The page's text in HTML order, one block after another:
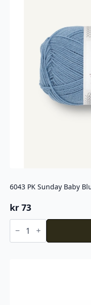
6043 PK Sunday Baby
kr 73
6043
PK
Baby